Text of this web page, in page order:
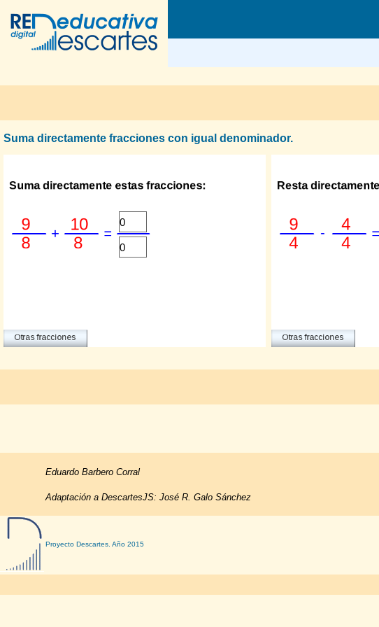
Suma directamente fracciones con igual denominador.
Eduardo Barbero Corral
Adaptación a DescartesJS: José R. Galo Sánchez
Proyecto Descartes. Año 2015